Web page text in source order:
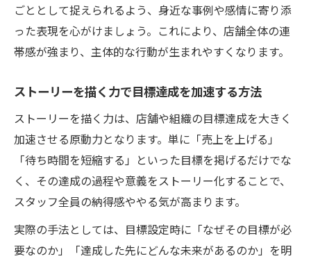
ごととして捉えられるよう、身近な事例や感情に寄り添
った表現を心がけましょう。これにより、店舗全体の連
帯感が強まり、主体的な行動が生まれやすくなります。
ストーリーを描く力で目標達成を加速する方法
ストーリーを描く力は、店舗や組織の目標達成を大きく
加速させる原動力となります。単に「売上を上げる」
「待ち時間を短縮する」といった目標を掲げるだけでな
く、その達成の過程や意義をストーリー化することで、
スタッフ全員の納得感ややる気が高まります。
実際の手法としては、目標設定時に「なぜその目標が必
要なのか」「達成した先にどんな未来があるのか」を明